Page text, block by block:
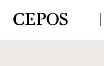
CEPOS logo